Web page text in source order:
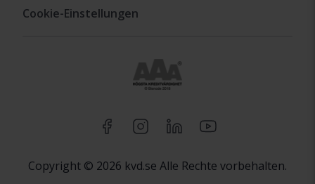
Cookie-Einstellungen
Copyright © 2026 kvd.se Alle Rechte vorbehalten.